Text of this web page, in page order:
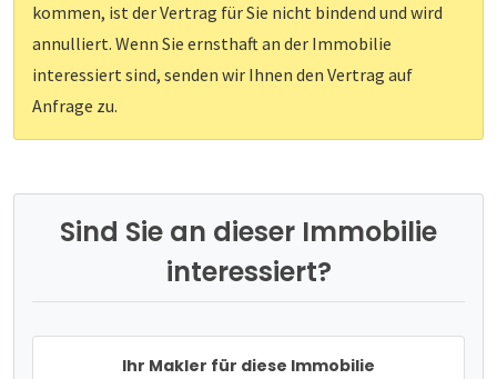
kommen, ist der Vertrag für Sie nicht bindend und wird
annulliert. Wenn Sie ernsthaft an der Immobilie
interessiert sind, senden wir Ihnen den Vertrag auf
Anfrage zu.
Sind Sie an dieser Immobilie
interessiert?
Ihr Makler für diese Immobilie